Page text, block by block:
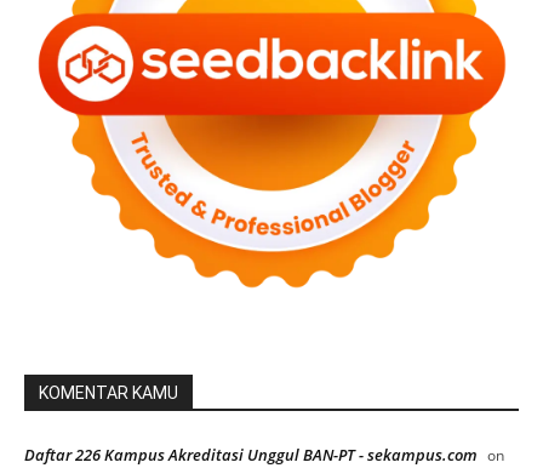
KOMENTAR KAMU
Daftar 226 Kampus Akreditasi Unggul BAN-PT - sekampus.com on